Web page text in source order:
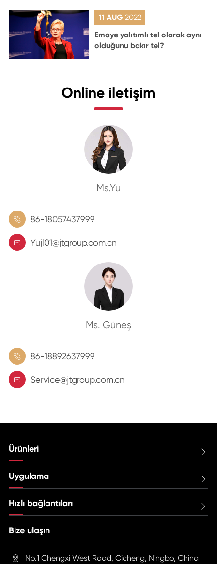
11 AUG 2022
Emaye yalıtımlı tel olarak aynı
olduğunu bakır tel?
Online iletişim
Ms.Yu
 86-18057437999
 Yujl01@jtgroup.com.cn
Ms. Güneş
 86-18892637999
 Service@jtgroup.com.cn
Ürünleri 
Uygulama 
Hızlı bağlantıları 
Bize ulaşın
 No.1 Chengxi West Road, Cicheng, Ningbo, China